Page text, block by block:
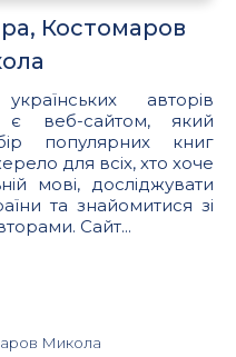
Костомаров
авторів
є веб-сайтом, який
популярних книг
для всіх, хто хоче
мові, досліджувати
та знайомитися зі
Сайт...
Микола